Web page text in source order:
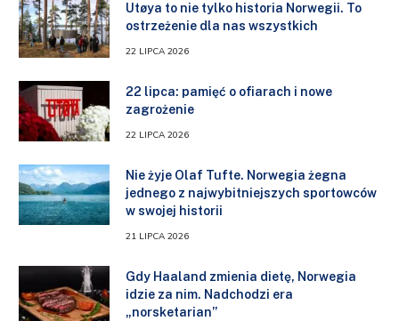
Utøya to nie tylko historia Norwegii. To
ostrzeżenie dla nas wszystkich
22 LIPCA 2026
22 lipca: pamięć o ofiarach i nowe
zagrożenie
22 LIPCA 2026
Nie żyje Olaf Tufte. Norwegia żegna
jednego z najwybitniejszych sportowców
w swojej historii
21 LIPCA 2026
Gdy Haaland zmienia dietę, Norwegia
idzie za nim. Nadchodzi era
„norsketarian”